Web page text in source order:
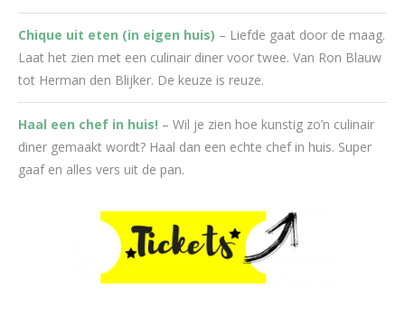
Chique uit eten (in eigen huis) – Liefde gaat door de maag.
Laat het zien met een culinair diner voor twee. Van Ron Blauw
tot Herman den Blijker. De keuze is reuze.
Haal een chef in huis! – Wil je zien hoe kunstig zo’n culinair
diner gemaakt wordt? Haal dan een echte chef in huis. Super
gaaf en alles vers uit de pan.